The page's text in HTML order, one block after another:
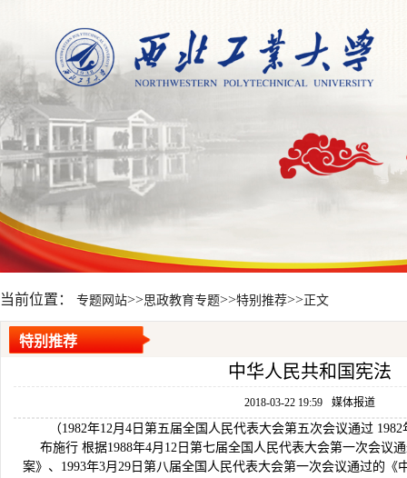
当前位置： 专题网站>>思政教育专题>>特别推荐>>正文
特别推荐
中华人民共和国宪法
2018-03-22 19:59 媒体报道
（1982年12月4日第五届全国人民代表大会第五次会议通过
布施行 根据1988年4月12日第七届全国人民代表大会第一次会议
案》、1993年3月29日第八届全国人民代表大会第一次会议通过的《